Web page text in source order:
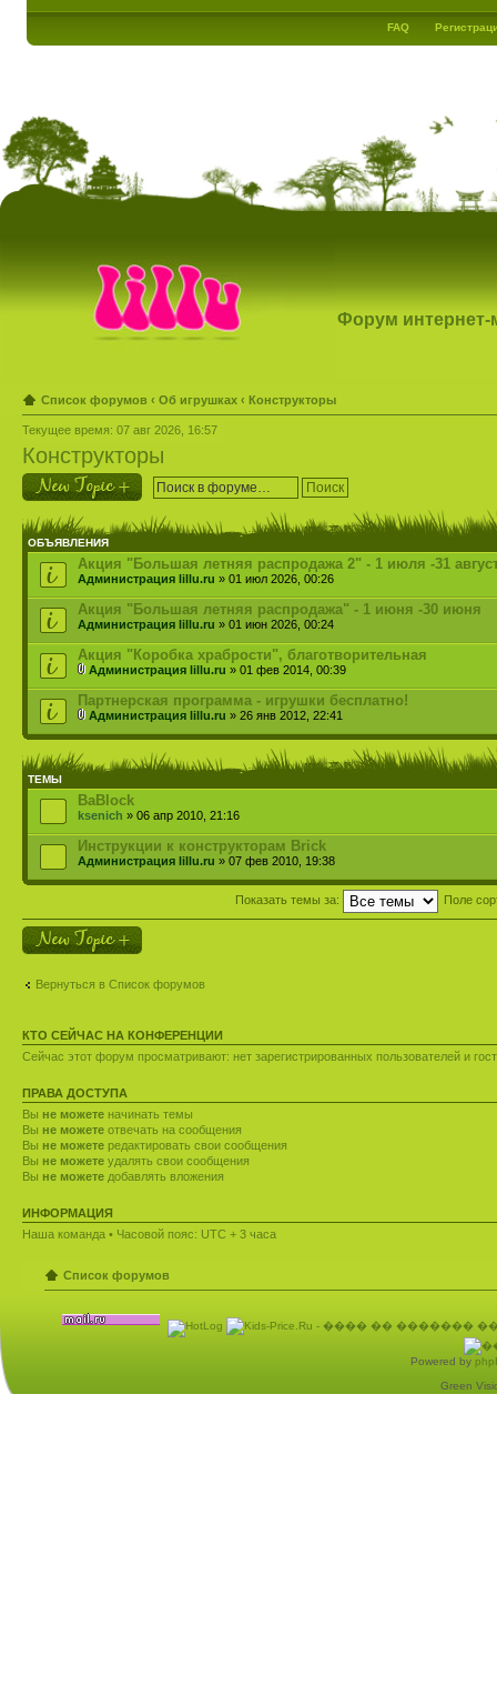
FAQ
Форум интернет-
Список форумов ‹ Об игрушках ‹ Конструкторы
Текущее время: 07 авг 2026, 16:57
Конструкторы
Новая тема
ОБЪЯВЛЕНИЯ
Акция "Большая летняя распродажа 2" - 1 июля -31
Администрация lillu.ru » 01 июл 2026, 00:26
Акция "Большая летняя распродажа" - 1 июня -30 июня
Администрация lillu.ru » 01 июн 2026, 00:24
Акция "Коробка храбрости", благотворительная
Администрация lillu.ru » 01 фев 2014, 00:39
Партнерская программа - игрушки бесплатно!
Администрация lillu.ru » 26 янв 2012, 22:41
ТЕМЫ
BaBlock
ksenich » 06 апр 2010, 21:16
Инструкции к конструкторам Brick
Администрация lillu.ru » 07 фев 2010, 19:38
Показать темы за: Поле
Новая тема
Вернуться в Список форумов
КТО СЕЙЧАС НА КОНФЕРЕНЦИИ
Сейчас этот форум просматривают: нет зарегистрированных пользователей и
ПРАВА ДОСТУПА
Вы не можете начинать темы
Вы не можете отвечать на сообщения
Вы не можете редактировать свои сообщения
Вы не можете удалять свои сообщения
Вы не можете добавлять вложения
ИНФОРМАЦИЯ
Наша команда • Часовой пояс: UTC + 3 часа
Список форумов
Powered by
Green